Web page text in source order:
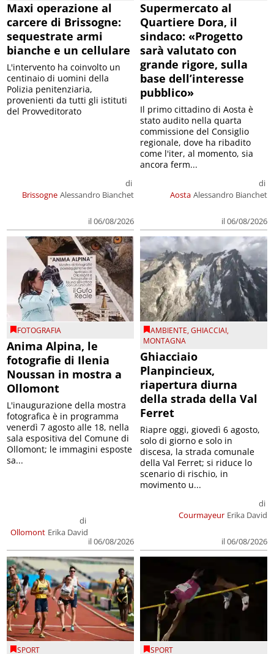
Maxi operazione al
carcere di Brissogne:
sequestrate armi
bianche e un cellulare
Brissogne
di
Alessandro Bianchet
il 06/08/2026
L'intervento ha coinvolto un
centinaio di uomini della
Polizia penitenziaria,
provenienti da tutti gli istituti
del Provveditorato
Supermercato al
Quartiere Dora, il
sindaco: «Progetto
sarà valutato con
grande rigore, sulla
base dell’interesse
pubblico»
Aosta
di
Alessandro Bianchet
il 06/08/2026
Il primo cittadino di Aosta è
stato audito nella quarta
commissione del Consiglio
regionale, dove ha ribadito
come l'iter, al momento, sia
ancora ferm...
FOTOGRAFIA
Anima Alpina, le
fotografie di Ilenia
Noussan in mostra a
Ollomont
Ollomont
di
Erika David
il 06/08/2026
L'inaugurazione della mostra
fotografica è in programma
venerdì 7 agosto alle 18, nella
sala espositiva del Comune di
Ollomont; le immagini esposte
sa...
AMBIENTE,GHIACCIAI,
MONTAGNA
Ghiacciaio
Planpincieux,
riapertura diurna
della strada della Val
Ferret
Courmayeur
di
Erika David
il 06/08/2026
Riapre oggi, giovedì 6 agosto,
solo di giorno e solo in
discesa, la strada comunale
della Val Ferret; si riduce lo
scenario di rischio, in
movimento u...
SPORT SPORT